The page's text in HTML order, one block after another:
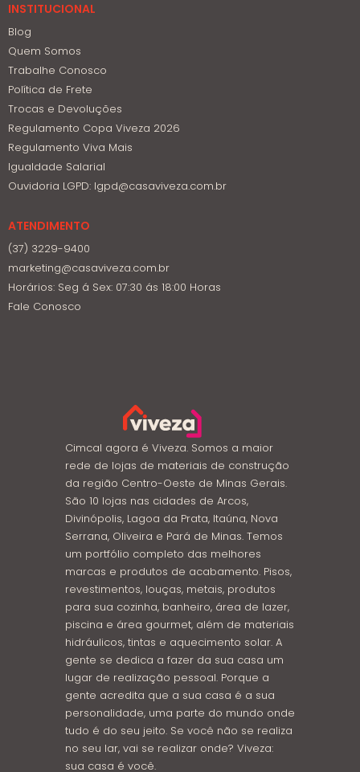
INSTITUCIONAL
Blog
Quem Somos
Trabalhe Conosco
Política de Frete
Trocas e Devoluções
Regulamento Copa Viveza 2026
Regulamento Viva Mais
Igualdade Salarial
Ouvidoria LGPD: lgpd@casaviveza.com.br
ATENDIMENTO
(37) 3229-9400
marketing@casaviveza.com.br
Horários: Seg á Sex: 07:30 ás 18:00 Horas
Fale Conosco
Cimcal agora é Viveza. Somos a maior
rede de lojas de materiais de construção
da região Centro-Oeste de Minas Gerais.
São 10 lojas nas cidades de Arcos,
Divinópolis, Lagoa da Prata, Itaúna, Nova
Serrana, Oliveira e Pará de Minas. Temos
um portfólio completo das melhores
marcas e produtos de acabamento. Pisos,
revestimentos, louças, metais, produtos
para sua cozinha, banheiro, área de lazer,
piscina e área gourmet, além de materiais
hidráulicos, tintas e aquecimento solar. A
gente se dedica a fazer da sua casa um
lugar de realização pessoal. Porque a
gente acredita que a sua casa é a sua
personalidade, uma parte do mundo onde
tudo é do seu jeito. Se você não se realiza
no seu lar, vai se realizar onde? Viveza:
sua casa é você.